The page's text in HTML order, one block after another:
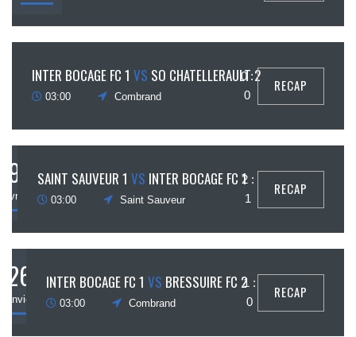
INTER BOCAGE FC 1 VS SO CHATELLERAULT 2
03:00 Combrand
0 :
0
RECAP
9
février
SAINT SAUVEUR 1 VS INTER BOCAGE FC 1
03:00 Saint Sauveur
2 :
1
RECAP
26
janvier
INTER BOCAGE FC 1 VS BRESSUIRE FC 2
03:00 Combrand
1 :
0
RECAP